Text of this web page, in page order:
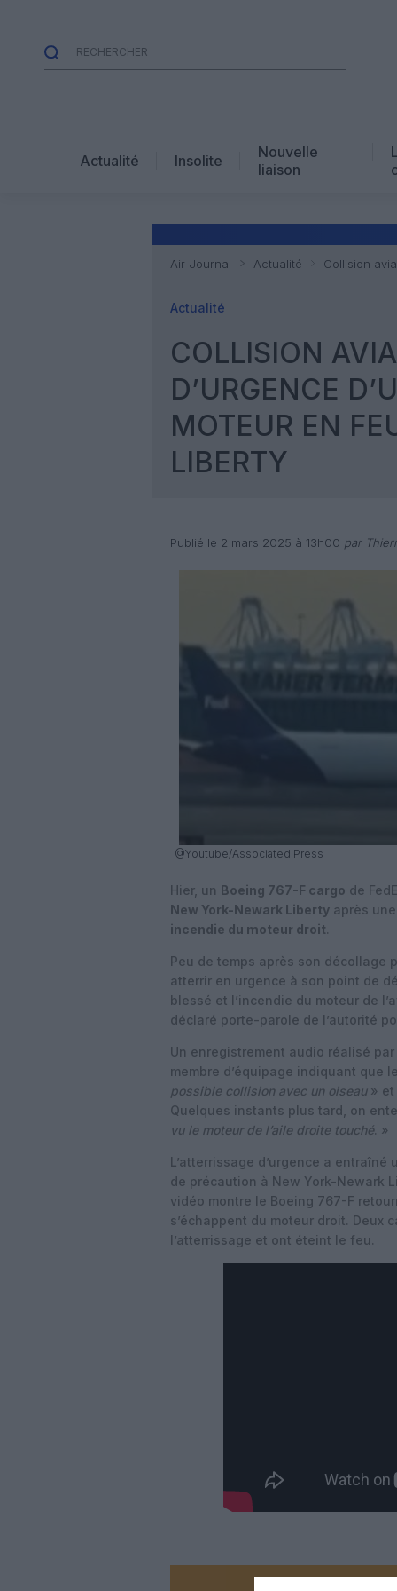
Actualité Insolite
Nouvelle
liaison
Air Journal Actualité Collision
Actualité
COLLISION
D’URGENCE
MOTEUR EN
LIBERTY
Publié le 2 mars 2025 à 13h00 par
@Youtube/Associated Press
Hier, un Boeing 767-F cargo de
New York-Newark Liberty après une
incendie du moteur droit.
Peu de temps après son décollage
atterrir en urgence à son point de
blessé et l’incendie du moteur de
déclaré porte-parole de l’autorité
Un enregistrement audio réalisé par
membre d’équipage indiquant que
possible collision avec un oiseau» et
Quelques instants plus tard, on
vu le moteur de l’aile droite touché. »
L’atterrissage d’urgence a
de précaution à New York-Newark
vidéo montre le Boeing 767-F
s’échappent du moteur droit. Deux
l’atterrissage et ont éteint le feu.